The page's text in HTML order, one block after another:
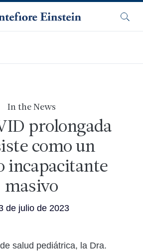
In the News
prolongada
como un
incapacitante
masivo
de julio de 2023
salud pediátrica, la Dra.